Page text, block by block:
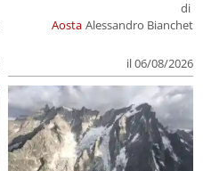
Aosta
di
Alessandro Bianchet
il 06/08/2026